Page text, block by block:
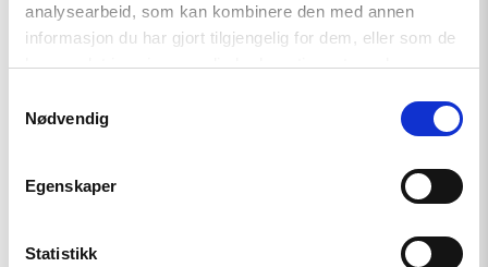
analysearbeid, som kan kombinere den med annen
informasjon du har gjort tilgjengelig for dem, eller som de
har samlet inn gjennom din bruk av tjenestene deres.
Nødvendig
Egenskaper
Statistikk
Read